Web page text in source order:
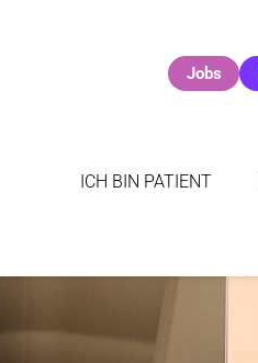
Jobs
ICH BIN PATIENT